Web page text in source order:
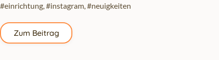
#einrichtung,#instagram,#neuigkeiten
Zum Beitrag